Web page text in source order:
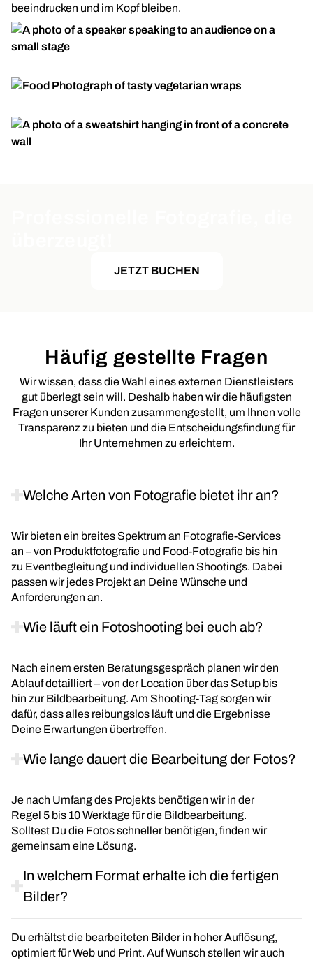
beeindrucken und im Kopf bleiben.
JETZT BUCHEN
Häufig gestellte Fragen
Wir wissen, dass die Wahl eines externen Dienstleisters
gut überlegt sein will. Deshalb haben wir die häufigsten
Fragen unserer Kunden zusammengestellt, um Ihnen volle
Transparenz zu bieten und die Entscheidungsfindung für
Ihr Unternehmen zu erleichtern.
Welche Arten von Fotografie bietet ihr an?
Wir bieten ein breites Spektrum an Fotografie-Services
an – von Produktfotografie und Food-Fotografie bis hin
zu Eventbegleitung und individuellen Shootings. Dabei
passen wir jedes Projekt an Deine Wünsche und
Anforderungen an.
Wie läuft ein Fotoshooting bei euch ab?
Nach einem ersten Beratungsgespräch planen wir den
Ablauf detailliert – von der Location über das Setup bis
hin zur Bildbearbeitung. Am Shooting-Tag sorgen wir
dafür, dass alles reibungslos läuft und die Ergebnisse
Deine Erwartungen übertreffen.
Wie lange dauert die Bearbeitung der Fotos?
Je nach Umfang des Projekts benötigen wir in der
Regel 5 bis 10 Werktage für die Bildbearbeitung.
Solltest Du die Fotos schneller benötigen, finden wir
gemeinsam eine Lösung.
In welchem Format erhalte ich die fertigen
Bilder?
Du erhältst die bearbeiteten Bilder in hoher Auflösung,
optimiert für Web und Print. Auf Wunsch stellen wir auch